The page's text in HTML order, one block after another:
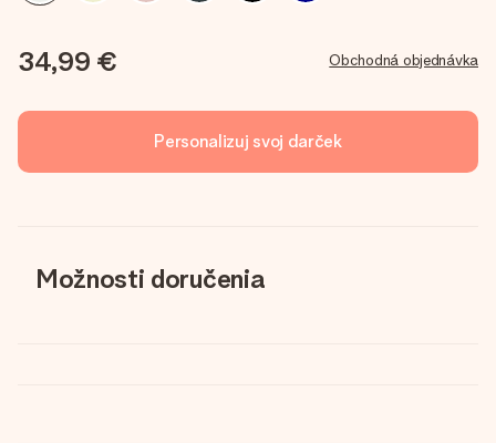
34,99 € Obchodná objednávka
Personalizuj svoj darček
Možnosti doručenia